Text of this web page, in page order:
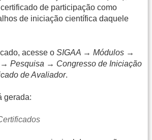
de participação como
de iniciação científica daquele
acesse o SIGAA → Módulos →
Pesquisa → Congresso de Iniciação
de Avaliador.
gerada: